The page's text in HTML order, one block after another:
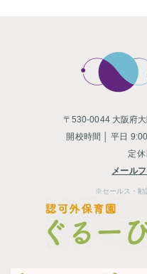
〒530-0044 大阪府
開校時間 │ 平日
定
メール
※セールス・勧